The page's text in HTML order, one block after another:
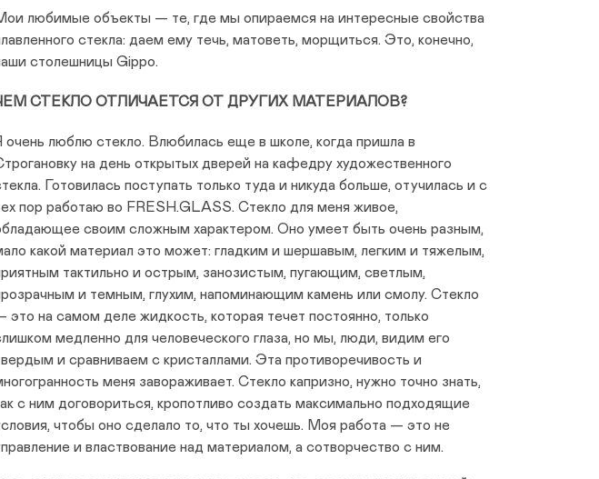
любимые объекты — те, где мы опираемся на интересные свойства
стекла: даем ему течь, матоветь, морщиться. Это, конечно,
столешницы Gippo.
СТЕКЛО ОТЛИЧАЕТСЯ ОТ ДРУГИХ МАТЕРИАЛОВ?
очень люблю стекло. Влюбилась еще в школе, когда пришла в
на день открытых дверей на кафедру художественного
Готовилась поступать только туда и никуда больше, отучилась и с
пор работаю во FRESH.GLASS. Стекло для меня живое,
своим сложным характером. Оно умеет быть очень разным,
какой материал это может: гладким и шершавым, легким и тяжелым,
тактильно и острым, занозистым, пугающим, светлым,
и темным, глухим, напоминающим камень или смолу. Стекло
это на самом деле жидкость, которая течет постоянно, только
медленно для человеческого глаза, но мы, люди, видим его
и сравниваем с кристаллами. Эта противоречивость и
меня завораживает. Стекло капризно, нужно точно знать,
с ним договориться, кропотливо создать максимально подходящие
чтобы оно сделало то, что ты хочешь. Моя работа — это не
и властвование над материалом, а сотворчество с ним.